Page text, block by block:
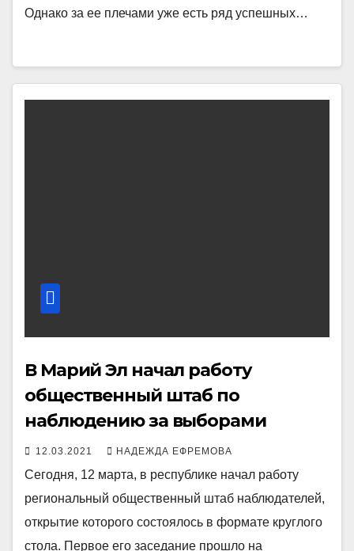
Однако за ее плечами уже есть ряд успешных…
В Марий Эл начал работу
общественный штаб по
наблюдению за выборами
12.03.2021 НАДЕЖДА ЕФРЕМОВА
Сегодня, 12 марта, в республике начал работу
региональный общественный штаб наблюдателей,
открытие которого состоялось в формате круглого
стола. Первое его заседание прошло на